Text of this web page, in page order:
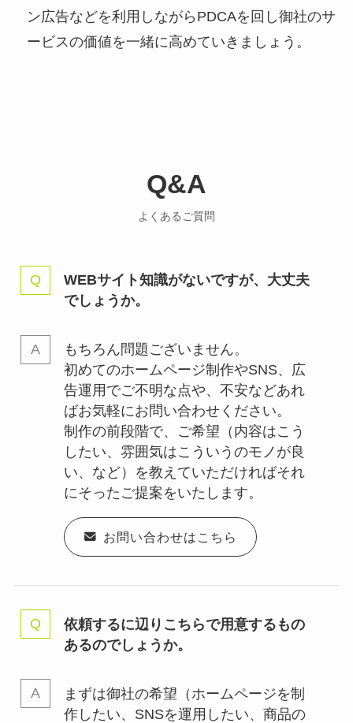
ン広告などを利用しながらPDCAを回し御社のサ
ービスの価値を一緒に高めていきましょう。
Q&A
よくあるご質問
WEBサイト知識がないですが、大丈夫
でしょうか。
もちろん問題ございません。
初めてのホームページ制作やSNS、広
告運用でご不明な点や、不安などあれ
ばお気軽にお問い合わせください。
制作の前段階で、ご希望（内容はこう
したい、雰囲気はこういうのモノが良
い、など）を教えていただければそれ
にそったご提案をいたします。
お問い合わせはこちら
依頼するに辺りこちらで用意するもの
あるのでしょうか。
まずは御社の希望（ホームページを制
作したい、SNSを運用したい、商品の